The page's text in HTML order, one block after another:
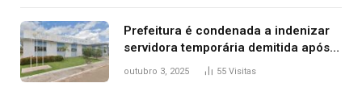
Prefeitura é condenada a indenizar
servidora temporária demitida após
nascimento da filha
outubro 3, 2025 55 Visitas